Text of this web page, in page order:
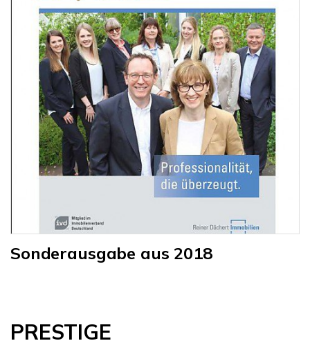
Sonderausgabe aus 2018
PRESTIGE